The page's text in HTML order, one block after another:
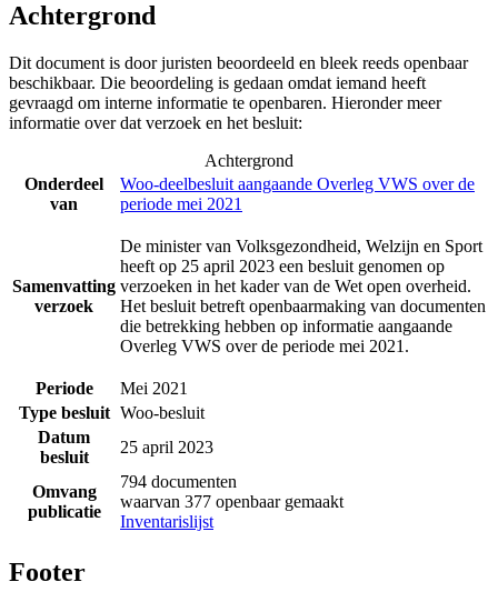
Achtergrond
Dit document is door juristen beoordeeld en bleek reeds openbaar
beschikbaar. Die beoordeling is gedaan omdat iemand heeft
gevraagd om interne informatie te openbaren. Hieronder meer
informatie over dat verzoek en het besluit:
Achtergrond
Onderdeel
van
Woo-deelbesluit aangaande Overleg VWS over de
periode mei 2021
Samenvatting
verzoek
De minister van Volksgezondheid, Welzijn en Sport
heeft op 25 april 2023 een besluit genomen op
verzoeken in het kader van de Wet open overheid.
Het besluit betreft openbaarmaking van documenten
die betrekking hebben op informatie aangaande
Overleg VWS over de periode mei 2021.
Periode
Mei 2021
Type besluit Woo-besluit
Datum
besluit
25 april 2023
Omvang
publicatie
794 documenten
waarvan 377 openbaar gemaakt
Inventarislijst
Footer